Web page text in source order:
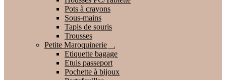
Pots à crayons
Sous-mains
Tapis de souris
Trousses
Petite Maroquinerie
Ouvrir
le
menu
enfant
Etiquette bagage
Etuis passeport
Pochette à bijoux